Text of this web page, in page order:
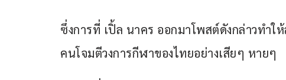
ซึ่งการที่ เปิ้ล นาคร ออกมาโพสต์ดังกล่าวทำใ
คนโจมตีวงการกีฬาของไทยอย่างเสียๆ หายๆ